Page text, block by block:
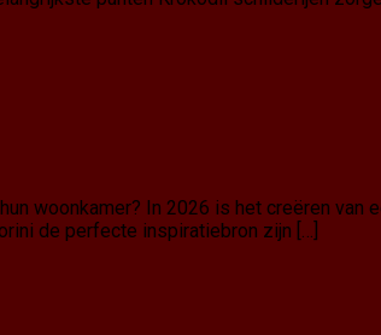
woonkamer? In 2026 is het creëren van
de perfecte inspiratiebron zijn […]